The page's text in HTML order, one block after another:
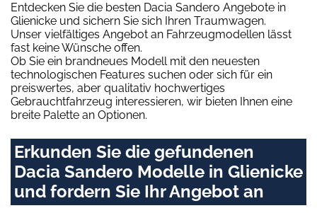
Entdecken Sie die besten Dacia Sandero Angebote in
Glienicke und sichern Sie sich Ihren Traumwagen.
Unser vielfältiges Angebot an Fahrzeugmodellen lässt
fast keine Wünsche offen.
Ob Sie ein brandneues Modell mit den neuesten
technologischen Features suchen oder sich für ein
preiswertes, aber qualitativ hochwertiges
Gebrauchtfahrzeug interessieren, wir bieten Ihnen eine
breite Palette an Optionen.
Erkunden Sie die gefundenen
Dacia Sandero Modelle in Glienicke
und fordern Sie Ihr Angebot an